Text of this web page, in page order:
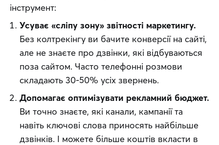
інструмент:
Усуває «сліпу зону» звітності маркетингу.
Без колтрекінгу ви бачите конверсії на сайті,
але не знаєте про дзвінки, які відбуваються
поза сайтом. Часто телефонні розмови
складають 30-50% усіх звернень.
Допомагає оптимізувати рекламний бюджет.
Ви точно знаєте, які канали, кампанії та
навіть ключові слова приносять найбільше
дзвінків. І можете більше коштів вкласти в